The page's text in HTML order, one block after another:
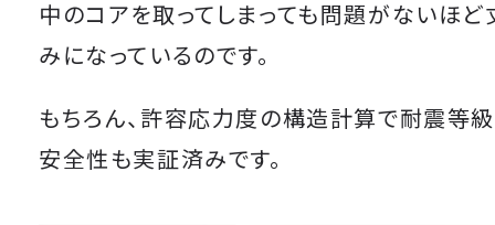
中のコアを取ってしまっても問題がないほ
みになっているのです。
もちろん、許容応力度の構造計算で耐震等級
安全性も実証済みです。